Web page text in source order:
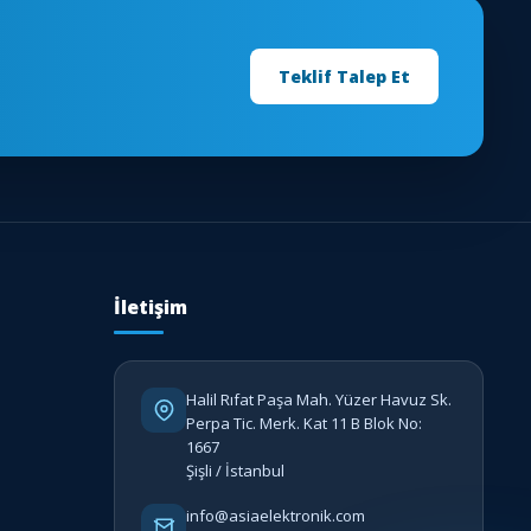
Teklif Talep Et
İletişim
Halil Rıfat Paşa Mah. Yüzer Havuz Sk.
Perpa Tic. Merk. Kat 11 B Blok No:
1667
Şişli / İstanbul
info@asiaelektronik.com